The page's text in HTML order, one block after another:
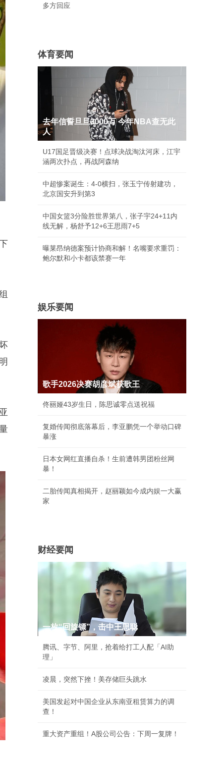
多方回应
体育要闻
去年信誓旦旦3000万 今年NBA查无此
人
U17国足晋级决赛！点球决战淘汰河床，江宇
涵两次扑点，再战阿森纳
中超惨案诞生：4-0横扫，张玉宁传射建功，
北京国安升到第3
中国女篮3分险胜世界第八，张子宇24+11内
线无解，杨舒予12+6王思雨7+5
曝莱昂纳德案预计协商和解！名嘴要求重罚：
鲍尔默和小卡都该禁赛一年
娱乐要闻
歌手2026决赛胡彦斌获歌王
佟丽娅43岁生日，陈思诚零点送祝福
复婚传闻彻底落幕后，李亚鹏凭一个举动口碑
暴涨
日本女网红直播自杀！生前遭韩男团粉丝网
暴！
二胎传闻真相揭开，赵丽颖如今成内娱一大赢
家
财经要闻
一枚“回旋镖”，击中王思聪
腾讯、字节、阿里，抢着给打工人配「AI助
理」
凌晨，突然下挫！美存储巨头跳水
美国发起对中国企业从东南亚租赁算力的调
查！
重大资产重组！A股公司公告：下周一复牌！